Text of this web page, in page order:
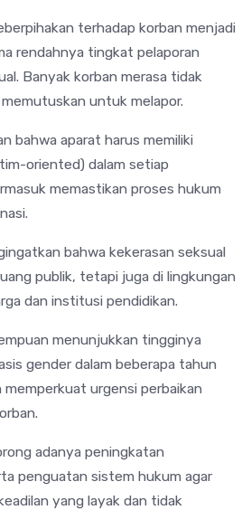
terhadap korban menjadi
rendahnya tingkat pelaporan
Banyak korban merasa tidak
untuk melapor.
bahwa aparat harus memiliki
oriented) dalam setiap
memastikan proses hukum
bahwa kekerasan seksual
publik, tetapi juga di lingkungan
dan institusi pendidikan.
menunjukkan tingginya
gender dalam beberapa tahun
memperkuat urgensi perbaikan
adanya peningkatan
penguatan sistem hukum agar
yang layak dan tidak